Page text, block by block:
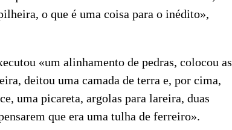
o que é uma coisa para o inédito»,
«um alinhamento de pedras, colocou as
deitou uma camada de terra e, por cima,
uma picareta, argolas para lareira, duas
que era uma tulha de ferreiro».